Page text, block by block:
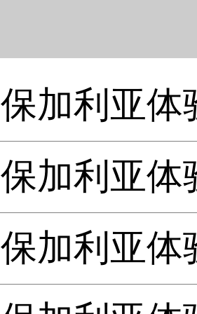
保加利亚体
保加利亚体
保加利亚体